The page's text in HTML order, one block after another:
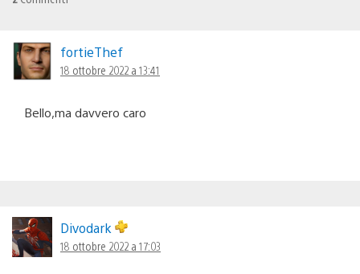
fortieThef
18 ottobre 2022 a 13:41
Bello,ma davvero caro
Divodark
18 ottobre 2022 a 17:03